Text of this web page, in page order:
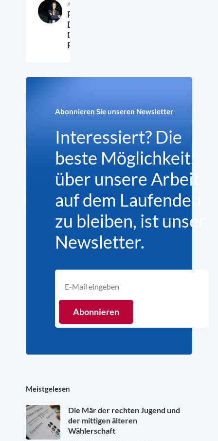
Autor:in
Prof.
Dr.
Detlef
Pollack
Abonnieren Sie unseren Newsletter
Interessiert? Die
beste Möglichkeit,
über unsere Arbeit
auf dem Laufenden
zu bleiben, ist unser
Newsletter.
Meistgelesen
Die Mär der rechten Jugend und
der mittigen älteren
Wählerschaft